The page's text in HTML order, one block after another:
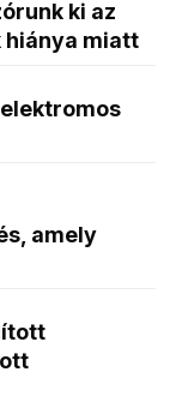
ki az
hiánya miatt
amely